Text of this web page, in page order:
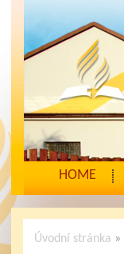
HOME
Úvodní stránka »